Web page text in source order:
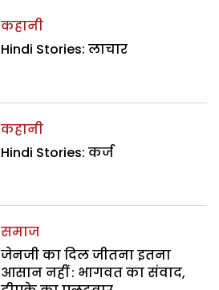
कहानी
Hindi Stories: लाचार
कहानी
Hindi Stories: कर्ज
समाज
जेनजी का दिल जीतना इतना
आसान नहीं : भागवत का संवाद,